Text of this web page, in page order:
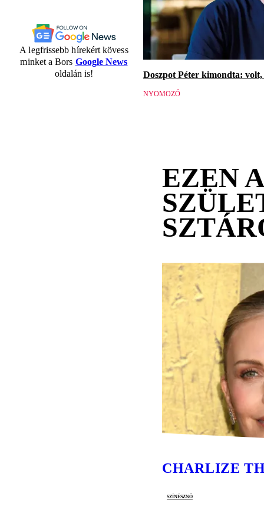
A legfrissebb hírekért kövess
minket a Bors Google News
oldalán is!
Doszpot Péter kimondta:
NYOMOZÓ
EZEN
CHARLIZE
színésznő